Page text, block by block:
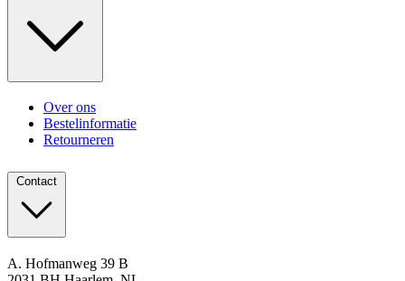
Over ons
Bestelinformatie
Retourneren
Contact
A. Hofmanweg 39 B